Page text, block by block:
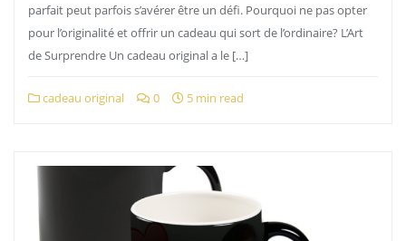
parfait peut parfois s’avérer être un défi. Pourquoi ne pas opter
pour l’originalité et offrir un cadeau qui sort de l’ordinaire? L’Art
de Surprendre Un cadeau original a le […]
cadeau original 0 5 min read